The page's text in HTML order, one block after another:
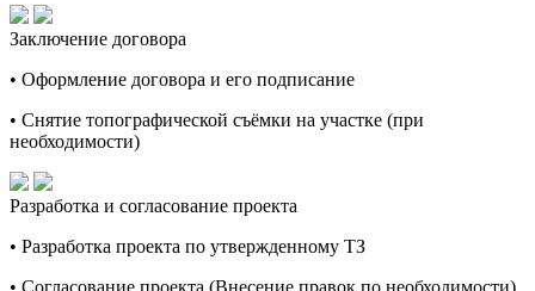
Заключение договора
• Оформление договора и его подписание
• Снятие топографической съёмки на участке (при
необходимости)
Разработка и согласование проекта
• Разработка проекта по утвержденному ТЗ
• Согласование проекта (Внесение правок по необходимости)